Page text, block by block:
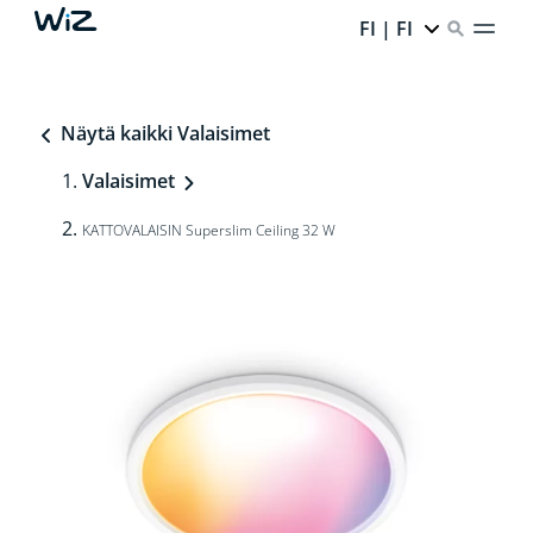
FI | FI
Näytä kaikki Valaisimet
Valaisimet
KATTOVALAISIN Superslim Ceiling 32 W